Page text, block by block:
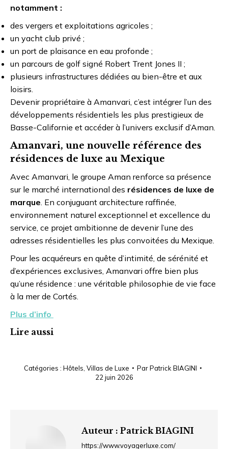
notamment :
des vergers et exploitations agricoles ;
un yacht club privé ;
un port de plaisance en eau profonde ;
un parcours de golf signé Robert Trent Jones II ;
plusieurs infrastructures dédiées au bien-être et aux
loisirs.
Devenir propriétaire à Amanvari, c’est intégrer l’un des
développements résidentiels les plus prestigieux de
Basse-Californie et accéder à l’univers exclusif d’Aman.
Amanvari, une nouvelle référence des
résidences de luxe au Mexique
Avec Amanvari, le groupe Aman renforce sa présence
sur le marché international des résidences de luxe de
marque. En conjuguant architecture raffinée,
environnement naturel exceptionnel et excellence du
service, ce projet ambitionne de devenir l’une des
adresses résidentielles les plus convoitées du Mexique.
Pour les acquéreurs en quête d’intimité, de sérénité et
d’expériences exclusives, Amanvari offre bien plus
qu’une résidence : une véritable philosophie de vie face
à la mer de Cortés.
Plus d’info
Lire aussi
Catégories : Hôtels Villas de Luxe ParPatrick BIAGINI
22 juin 2026
Auteur : Patrick BIAGINI
https://www.voyagerluxe.com/